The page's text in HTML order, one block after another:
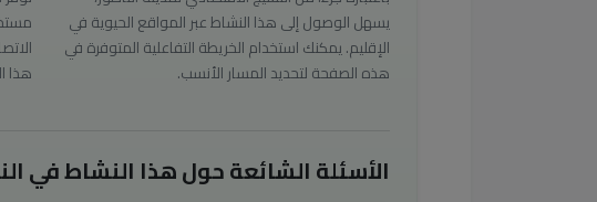
يسهل الوصول إلى هذا النشاط عبر المواقع الحيوية في
الإقليم. يمكنك استخدام الخريطة التفاعلية المتوفرة في
هذه الصفحة لتحديد المسار الأنسب.
هذا
الأسئلة الشائعة حول هذا النشاط في